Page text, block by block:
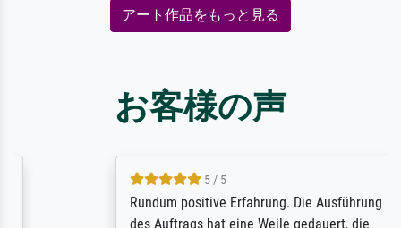
アート作品をもっと見る
お客様の声
5 / 5
Rundum positive Erfahrung. Die Ausführung
des Auftrags hat eine Weile gedauert, die